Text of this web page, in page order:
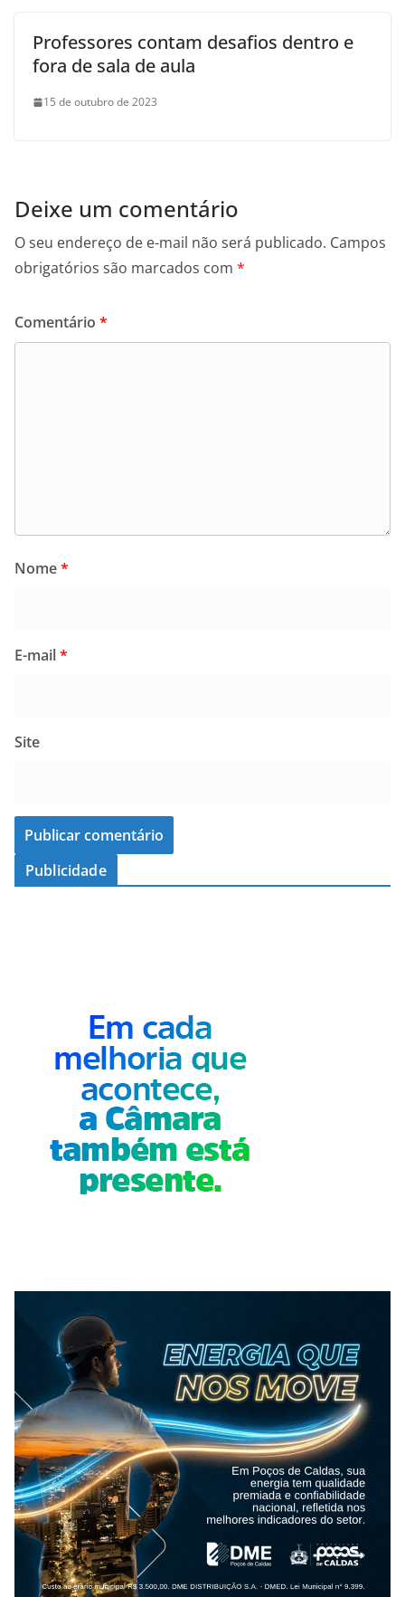
Professores contam desafios dentro e
fora de sala de aula
15 de outubro de 2023
Deixe um comentário
O seu endereço de e-mail não será publicado. Campos
obrigatórios são marcados com *
Comentário *
Nome*
E-mail*
Site
Publicidade